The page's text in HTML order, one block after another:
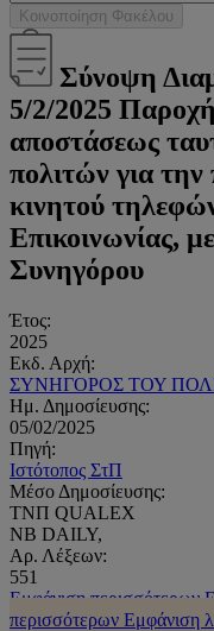
Κοινοποίηση Φακέλου
Σύνοψη
5/2/2025
αποστάσεως
πολιτών για
κινητού
Επικοινωνίας,
Συνηγόρου
Έτος:
2025
Εκδ. Αρχή:
ΣΥΝΗΓΟΡΟΣ ΤΟΥ
Ημ. Δημοσίευσης:
05/02/2025
Πηγή:
Ιστότοπος ΣτΠ
Μέσο Δημοσίευσης:
ΤΝΠ QUALEX
NB DAILY,
Αρ. Λέξεων:
551
Εμφάνιση περισσότερων
περισσότερων Εμφάνιση